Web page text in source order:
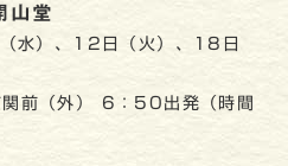
山堂
水）、12日（火）、18日
関前（外） 6：50出発（時間